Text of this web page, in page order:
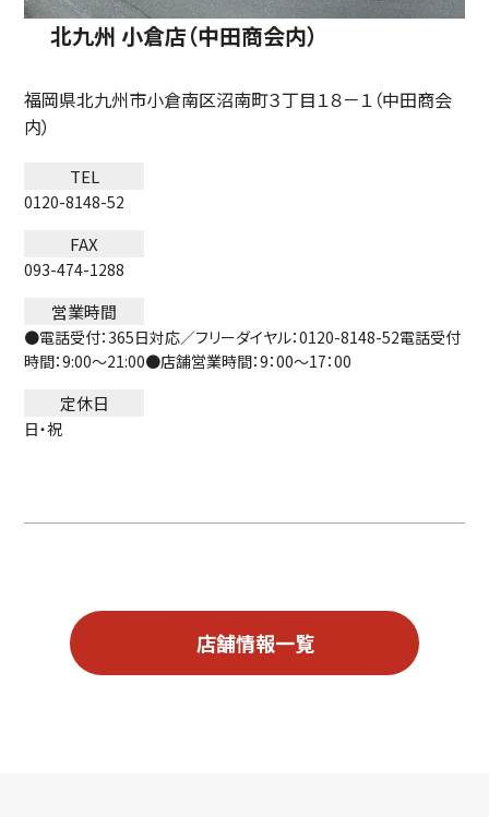
北九州 小倉店（中田商会内）
福岡県北九州市小倉南区沼南町３丁目１８－１（中田商会
内）
TEL
0120-8148-52
FAX
093-474-1288
営業時間
●電話受付：365日対応／フリーダイヤル：0120-8148-52電話受付
時間：9:00～21:00●店舗営業時間：9：00～17：00
定休日
日・祝
店舗情報一覧